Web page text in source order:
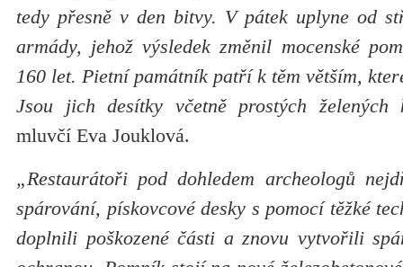
tedy přesně v den bitvy. V pátek uplyne od
armády, jehož výsledek změnil mocenské
160 let. Pietní památník patří k těm větším,
Jsou jich desítky včetně prostých želených
mluvčí Eva Jouklová.
„Restaurátoři pod dohledem archeologů
spárování, pískovcové desky s pomocí těžké
doplnili poškozené části a znovu vytvořili